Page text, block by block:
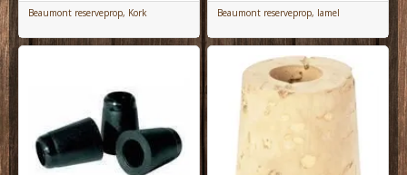
Beaumont reserveprop, Kork Beaumont reserveprop, lamel